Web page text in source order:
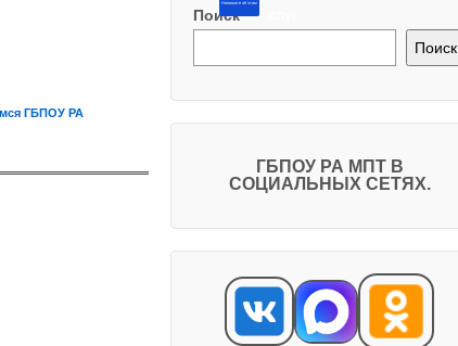
ГБПОУ РА
Напишите об этом
Поиск
Поиск
ГБПОУ РА МПТ В
СОЦИАЛЬНЫХ СЕТЯХ.